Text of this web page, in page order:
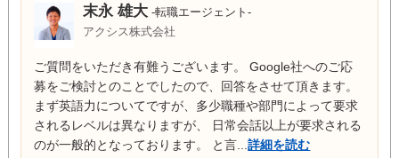
末永 雄大 -転職エージェント-
アクシス株式会社
ご質問をいただき有難うございます。 Google社へのご応
募をご検討とのことでしたので、回答をさせて頂きます。
まず英語力についてですが、多少職種や部門によって要求
されるレベルは異なりますが、 日常会話以上が要求される
のが一般的となっております。 と言...詳細を読む